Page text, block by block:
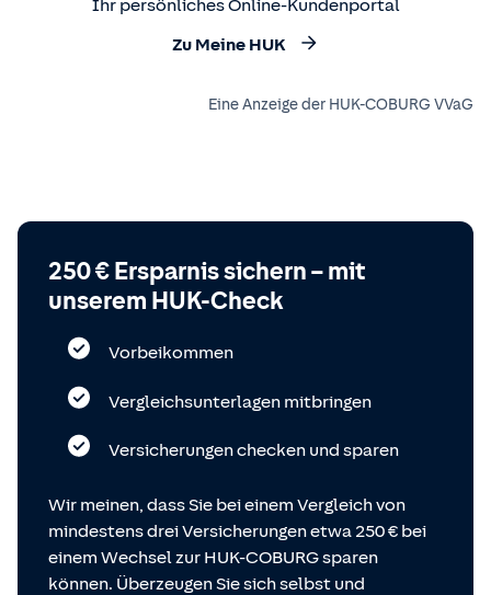
Ihr persönliches Online-Kundenportal
Zu Meine HUK
Eine Anzeige der HUK-COBURG VVaG
250 € Ersparnis sichern – mit
unserem HUK-Check
Vorbeikommen
Vergleichsunterlagen mitbringen
Versicherungen checken und sparen
Wir meinen, dass Sie bei einem Vergleich von
mindestens drei Versicherungen etwa 250 € bei
einem Wechsel zur HUK-COBURG sparen
können. Überzeugen Sie sich selbst und